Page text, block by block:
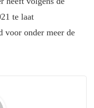
te laat
voor onder meer de